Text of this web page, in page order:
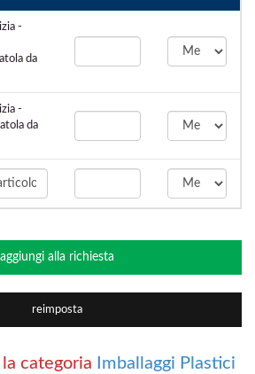
-
da
-
da
aggiungi alla richiesta
reimposta
categoria Imballaggi Plastici